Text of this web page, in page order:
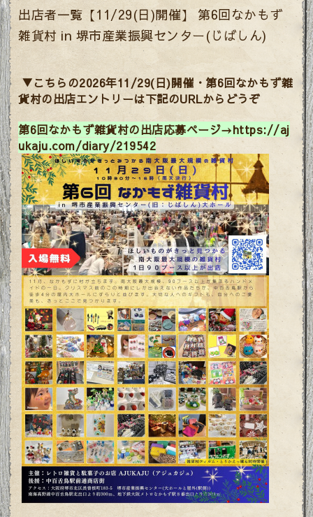
出店者一覧【11/29(日)開催】 第6回なかもず
雑貨村 in 堺市産業振興センター(じばしん)
▼こちらの2026年11/29(日)開催・第6回なかもず雑
貨村の出店エントリーは下記のURLからどうぞ
第6回なかもず雑貨村の出店応募ページ→https://aj
ukaju.com/diary/219542